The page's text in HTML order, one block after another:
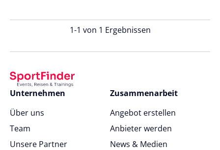
1-1 von 1 Ergebnissen
Unternehmen
Über uns
Team
Unsere Partner
Zusammenarbeit
Angebot erstellen
Anbieter werden
News & Medien